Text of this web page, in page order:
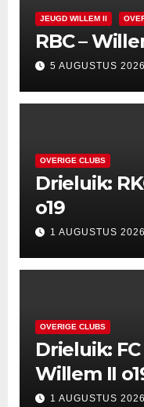
JEUGD WILLEM II
RBC –
5 AUGUSTUS 2026
OVERIGE CLUBS
Drieluik:
o19
1 AUGUSTUS 2026
OVERIGE CLUBS
Drieluik:
Willem II
1 AUGUSTUS 2026